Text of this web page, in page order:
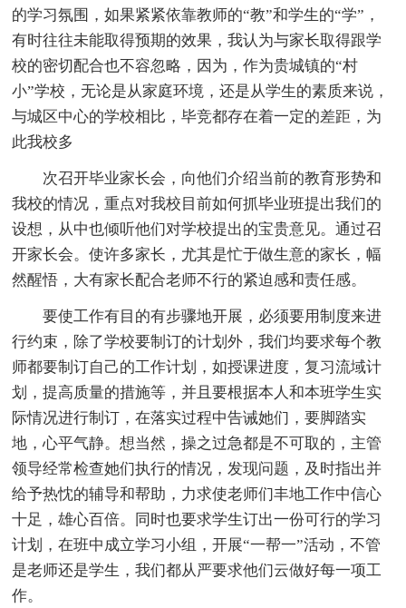
的学习氛围，如果紧紧依靠教师的“教”和学生的“学”，
有时往往未能取得预期的效果，我认为与家长取得跟学
校的密切配合也不容忽略，因为，作为贵城镇的“村
小”学校，无论是从家庭环境，还是从学生的素质来说，
与城区中心的学校相比，毕竞都存在着一定的差距，为
此我校多
次召开毕业家长会，向他们介绍当前的教育形势和
我校的情况，重点对我校目前如何抓毕业班提出我们的
设想，从中也倾听他们对学校提出的宝贵意见。通过召
开家长会。使许多家长，尤其是忙于做生意的家长，幅
然醒悟，大有家长配合老师不行的紧迫感和责任感。
要使工作有目的有步骤地开展，必须要用制度来进
行约束，除了学校要制订的计划外，我们均要求每个教
师都要制订自己的工作计划，如授课进度，复习流域计
划，提高质量的措施等，并且要根据本人和本班学生实
际情况进行制订，在落实过程中告诫她们，要脚踏实
地，心平气静。想当然，操之过急都是不可取的，主管
领导经常检查她们执行的情况，发现问题，及时指出并
给予热忱的辅导和帮助，力求使老师们丰地工作中信心
十足，雄心百倍。同时也要求学生订出一份可行的学习
计划，在班中成立学习小组，开展“一帮一”活动，不管
是老师还是学生，我们都从严要求他们云做好每一项工
作。